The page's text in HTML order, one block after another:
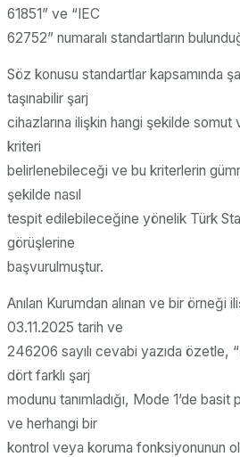
61851” ve “IEC
62752” numaralı standartların
Söz konusu standartlar kapsamında
taşınabilir şarj
cihazlarına ilişkin hangi şekilde somut
kriteri
belirlenebileceği ve bu kriterlerin
şekilde nasıl
tespit edilebileceğine yönelik Türk
görüşlerine
başvurulmuştur.
Anılan Kurumdan alınan ve bir örneği
03.11.2025 tarih ve
246206 sayılı cevabi yazıda özetle,
dört farklı şarj
modunu tanımladığı, Mode 1’de basit
ve herhangi bir
kontrol veya koruma fonksiyonunun